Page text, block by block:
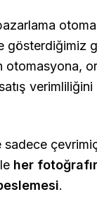
gösterdiğimiz
sadece
her
.